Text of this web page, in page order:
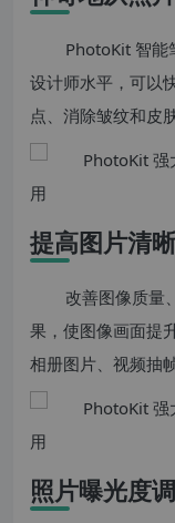
PhotoKit 智能
设计师水平，可以
点、消除皱纹和皮
提高图片清
改善图像质量
果，使图像画面提
相册图片、视频抽
照片曝光度